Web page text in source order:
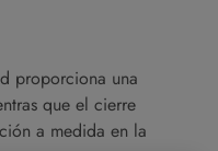
proporciona una
que el cierre
a medida en la